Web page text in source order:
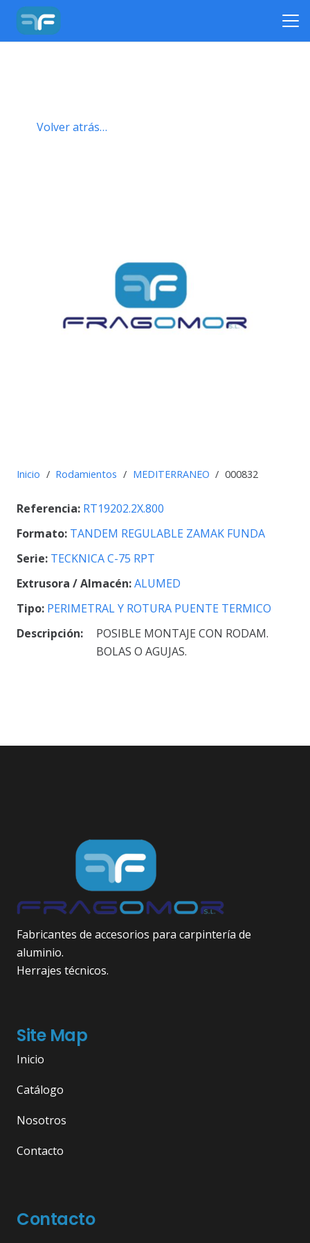
Volver atrás…
Inicio / Rodamientos / MEDITERRANEO / 000832
Referencia: RT19202.2X.800
Formato: TANDEM REGULABLE ZAMAK FUNDA
Serie: TECKNICA C-75 RPT
Extrusora / Almacén:ALUMED
Tipo: PERIMETRAL Y ROTURA PUENTE TERMICO
Descripción:
POSIBLE MONTAJE CON RODAM.
BOLAS O AGUJAS.
Fabricantes de accesorios para carpintería de
aluminio.
Herrajes técnicos.
Site Map
Inicio
Catálogo
Nosotros
Contacto
Contacto